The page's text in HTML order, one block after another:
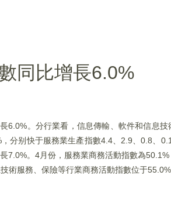
同比增長6.0%
6.0%。分行業看，信息傳輸、軟件和信息
分别快于服務業生產指數4.4、2.9、0.8、
7.0%。4月份，服務業商務活動指數為
服務、保險等行業商務活動指數位于55.0%